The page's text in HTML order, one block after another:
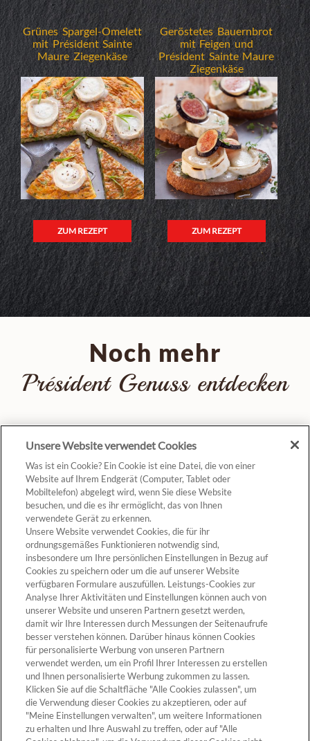
Grünes Spargel-Omelett
mit Président Sainte
Maure Ziegenkäse
ZUM REZEPT
Geröstetes Bauernbrot
mit Feigen und
Président Sainte Maure
Ziegenkäse
ZUM REZEPT
Noch mehr
Président Genuss entdecken
ZUM PRODUKT
Cookie-Einstellungen
Unsere Website verwendet Cookies
Was ist ein Cookie? Ein Cookie ist eine Datei, die von einer
Website auf Ihrem Endgerät (Computer, Tablet oder
Mobiltelefon) abgelegt wird, wenn Sie diese Website
besuchen, und die es ihr ermöglicht, das von Ihnen
verwendete Gerät zu erkennen.
Unsere Website verwendet Cookies, die für ihr
ordnungsgemäßes Funktionieren notwendig sind,
insbesondere um Ihre persönlichen Einstellungen in Bezug auf
Cookies zu speichern oder um die auf unserer Website
verfügbaren Formulare auszufüllen. Leistungs-Cookies zur
Analyse Ihrer Aktivitäten und Einstellungen können auch von
unserer Website und unseren Partnern gesetzt werden,
damit wir Ihre Interessen durch Messungen der Seitenaufrufe
besser verstehen können. Darüber hinaus können Cookies
für personalisierte Werbung von unseren Partnern
verwendet werden, um ein Profil Ihrer Interessen zu erstellen
und Ihnen personalisierte Werbung zukommen zu lassen.
Klicken Sie auf die Schaltfläche "Alle Cookies zulassen", um
die Verwendung dieser Cookies zu akzeptieren, oder auf
"Meine Einstellungen verwalten", um weitere Informationen
zu erhalten und Ihre Auswahl zu treffen, oder auf "Alle